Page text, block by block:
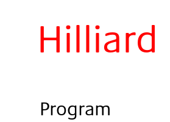
Hilliard
Program